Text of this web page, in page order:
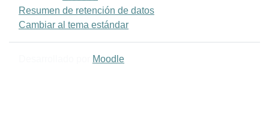
Resumen de retención de datos
Cambiar al tema estándar
Moodle